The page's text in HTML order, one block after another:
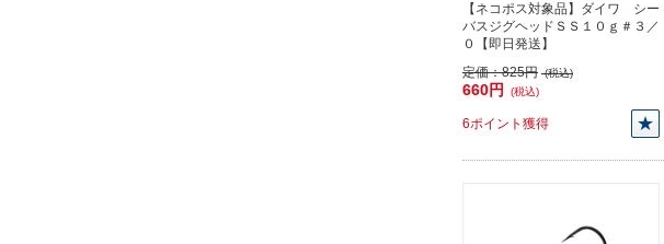
【ネコポス対象品】ダイワ シー
バスジグヘッドＳＳ１０ｇ＃３／
０【即日発送】
定価：825円 (税込)
660円 (税込)
6ポイント獲得